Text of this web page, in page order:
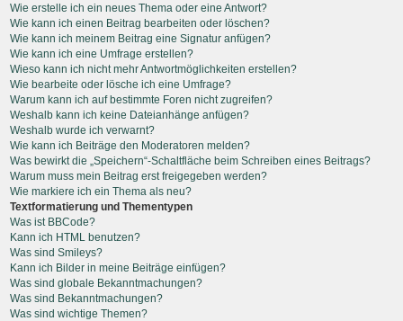
Wie erstelle ich ein neues Thema oder eine Antwort?
Wie kann ich einen Beitrag bearbeiten oder löschen?
Wie kann ich meinem Beitrag eine Signatur anfügen?
Wie kann ich eine Umfrage erstellen?
Wieso kann ich nicht mehr Antwortmöglichkeiten erstellen?
Wie bearbeite oder lösche ich eine Umfrage?
Warum kann ich auf bestimmte Foren nicht zugreifen?
Weshalb kann ich keine Dateianhänge anfügen?
Weshalb wurde ich verwarnt?
Wie kann ich Beiträge den Moderatoren melden?
Was bewirkt die „Speichern“-Schaltfläche beim Schreiben eines Beitrags?
Warum muss mein Beitrag erst freigegeben werden?
Wie markiere ich ein Thema als neu?
Textformatierung und Thementypen
Was ist BBCode?
Kann ich HTML benutzen?
Was sind Smileys?
Kann ich Bilder in meine Beiträge einfügen?
Was sind globale Bekanntmachungen?
Was sind Bekanntmachungen?
Was sind wichtige Themen?